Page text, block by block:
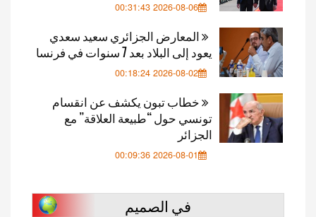
2026-08-06 00:31:43
المعارض الجزائري سعيد سعدي
يعود إلى البلاد بعد 7 سنوات في فرنسا
2026-08-02 00:18:24
خطاب تبون يكشف عن انقسام
تونسي حول “طبيعة العلاقة” مع
الجزائر
2026-08-01 00:09:36
في الصميم